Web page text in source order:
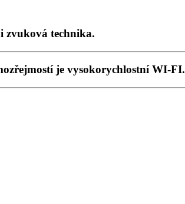
zvuková technika.
je vysokorychlostní WI-FI.